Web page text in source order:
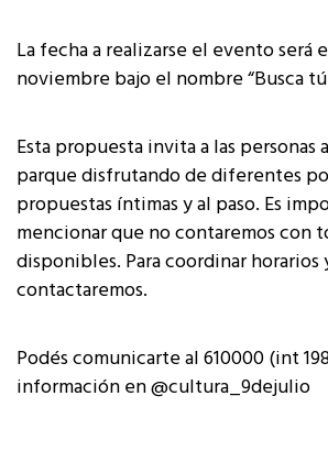
La fecha a realizarse el evento será
noviembre bajo el nombre “Busca
Esta propuesta invita a las personas
parque disfrutando de diferentes
propuestas íntimas y al paso. Es
mencionar que no contaremos con
disponibles. Para coordinar horarios
contactaremos.
Podés comunicarte al 610000 (int
información en @cultura_9dejulio